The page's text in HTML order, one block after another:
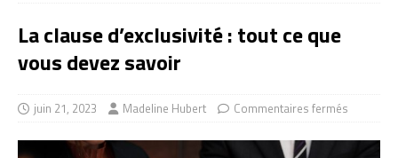
La clause d’exclusivité : tout ce que
vous devez savoir
juin 21, 2023 Madeline Hubert Commentaires fermés